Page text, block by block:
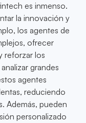
es inmenso.
la innovación y
los agentes de
ofrecer
reforzar los
grandes
agentes
reduciendo
Además, pueden
personalizado